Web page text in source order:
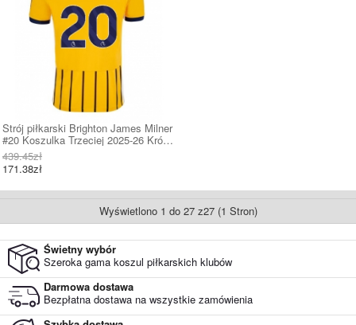
Strój piłkarski Brighton James Milner
#20 Koszulka Trzeciej 2025-26 Krótki
Rękaw
439.45zł
171.38zł
Wyświetlono 1 do 27 z27 (1 Stron)
Świetny wybór
Szeroka gama koszul piłkarskich klubów
Darmowa dostawa
Bezpłatna dostawa na wszystkie zamówienia